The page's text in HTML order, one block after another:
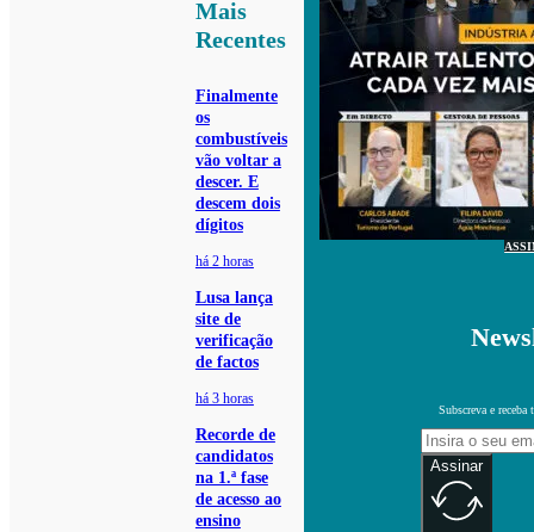
Mais
Recentes
Finalmente
os
combustíveis
vão voltar a
descer. E
descem dois
dígitos
há 2 horas
Lusa lança
site de
verificação
de factos
há 3 horas
Recorde de
candidatos
na 1.ª fase
de acesso ao
ensino
Subscreva e receba
Assinar